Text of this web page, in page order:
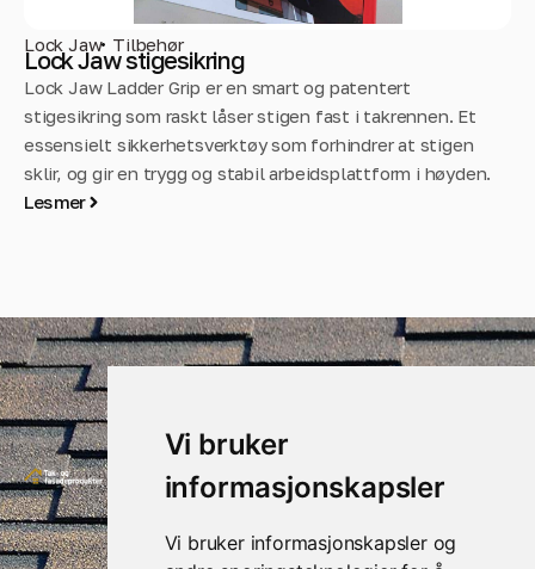
Vi bruker
informasjonskapsler
Vi bruker informasjonskapsler og
Lock Jaw Tilbehør
Lock Jaw stigesikring
Lock Jaw Ladder Grip er en smart og patentert
stigesikring som raskt låser stigen fast i takrennen. Et
essensielt sikkerhetsverktøy som forhindrer at stigen
sklir, og gir en trygg og stabil arbeidsplattform i høyden.
Les mer
Kontakt
oss
Sundlandveien
20, 3160
Nyttige
linker
Hjem